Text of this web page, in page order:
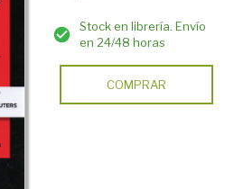
Stock en librería. Envío
en 24/48 horas
COMPRAR